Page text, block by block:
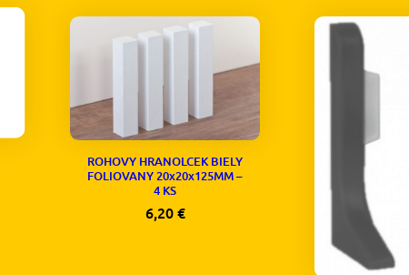
ROHOVY HRANOLCEK BIELY
FOLIOVANY 20x20x125MM –
4 KS
6,20 €